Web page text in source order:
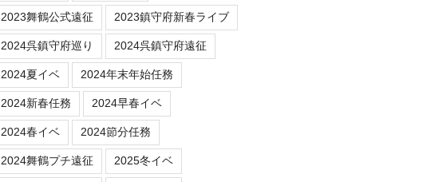
2023舞鶴公式遠征 2023鎮守府新春ライブ
2024呉鎮守府巡り 2024呉鎮守府遠征
2024夏イベ 2024年末年始任務
2024新春任務 2024早春イベ
2024春イベ 2024節分任務
2024舞鶴プチ遠征 2025冬イベ